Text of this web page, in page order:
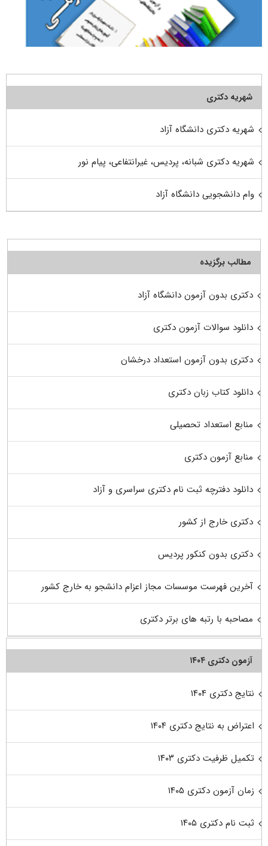
شهریه دکتری
شهریه دکتری دانشگاه آزاد
شهریه دکتری شبانه، پردیس، غیرانتفاعی، پیام نور
وام دانشجویی دانشگاه آزاد
مطالب برگزیده
دکتری بدون آزمون دانشگاه آزاد
دانلود سوالات آزمون دکتری
دکتری بدون آزمون استعداد درخشان
دانلود کتاب زبان دکتری
منابع استعداد تحصیلی
منابع آزمون دکتری
دانلود دفترچه ثبت نام دکتری سراسری و آزاد
دکتری خارج از کشور
دکتری بدون کنکور پردیس
آخرین فهرست موسسات مجاز اعزام دانشجو به خارج کشور
مصاحبه با رتبه های برتر دکتری
آزمون دکتری ۱۴۰۴
نتایج دکتری ۱۴۰۴
اعتراض به نتایج دکتری ۱۴۰۴
تکمیل ظرفیت دکتری ۱۴۰۳
زمان آزمون دکتری ۱۴۰۵
ثبت نام دکتری ۱۴۰۵